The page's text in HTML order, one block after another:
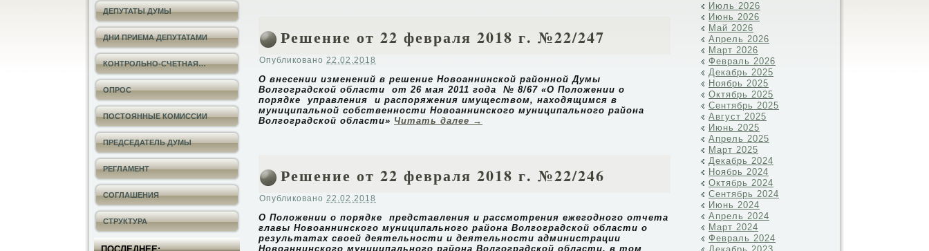
ДЕПУТАТЫ ДУМЫ
ДНИ ПРИЕМА ДЕПУТАТАМИ
КОНТРОЛЬНО-СЧЕТНАЯ…
ОПРОС
ПОСТОЯННЫЕ КОМИССИИ
ПРЕДСЕДАТЕЛЬ ДУМЫ
РЕГЛАМЕНТ
СОГЛАШЕНИЯ
СТРУКТУРА
Решение от 22 февраля 2018 г. №22/247
Опубликовано 22.02.2018
О внесении изменений в решение Новоаннинской районной Думы
Волгоградской области от 26 мая 2011 года № 8/67 «О Положении о
порядке управления и распоряжения имуществом, находящимся в
муниципальной собственности Новоаннинского муниципального района
Волгоградской области» Читать далее →
Решение от 22 февраля 2018 г. №22/246
Опубликовано 22.02.2018
О Положении о порядке представления и рассмотрения ежегодного отчета
главы Новоаннинского муниципального района Волгоградской области о
результатах своей деятельности и деятельности администрации
Новоаннинского муниципального района Волгоградской области, в том
Июль 2026
Июнь 2026
Май 2026
Апрель 2026
Март 2026
Февраль 2026
Декабрь 2025
Ноябрь 2025
Октябрь 2025
Сентябрь 2025
Август 2025
Июнь 2025
Апрель 2025
Март 2025
Декабрь 2024
Ноябрь 2024
Октябрь 2024
Сентябрь 2024
Июнь 2024
Апрель 2024
Март 2024
Февраль 2024